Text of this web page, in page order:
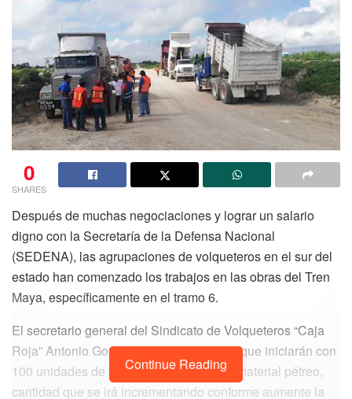
0
SHARES
Después de muchas negociaciones y lograr un salario
digno con la Secretaría de la Defensa Nacional
(SEDENA), las agrupaciones de volqueteros en el sur del
estado han comenzado los trabajos en las obras del Tren
Maya, específicamente en el tramo 6.
El secretario general del Sindicato de Volqueteros “Caja
Roja” Antonio González Notario, informó que iniciarán con
100 unidades de volteo para acarreo de material pétreo,
cantidad que se irá incrementando conforme aumente la
Continue Reading